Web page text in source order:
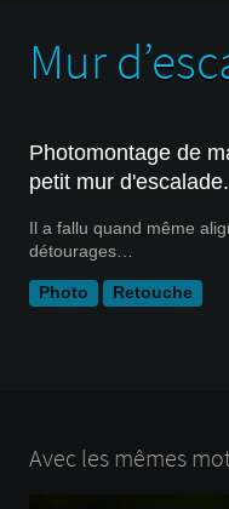
Mur
Photomontage de
petit mur d'escalade.
Il a fallu quand même
détourages…
Photo Retouche
Avec les mêmes